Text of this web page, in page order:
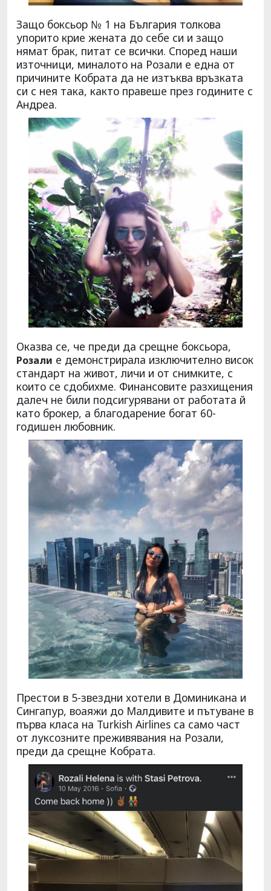
Защо боксьор № 1 на България толкова
упорито крие жената до себе си и защо
нямат брак, питат се всички. Според наши
източници, миналото на Розали е една от
причините Кобрата да не изтъква връзката
си с нея така, както правеше през годините с
Андреа.
Оказва се, че преди да срещне боксьора,
Розали е демонстрирала изключително висок
стандарт на живот, личи и от снимките, с
които се сдобихме. Финансовите разхищения
далеч не били подсигурявани от работата й
като брокер, а благодарение богат 60-
годишен любовник.
Престои в 5-звездни хотели в Доминикана и
Сингапур, воаяжи до Малдивите и пътуване в
първа класа на Turkish Airlines са само част
от луксозните преживявания на Розали,
преди да срещне Кобрата.